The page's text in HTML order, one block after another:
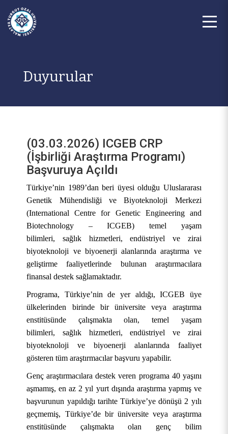
Duyurular
(03.03.2026) ICGEB CRP
(İşbirliği Araştırma Programı)
Başvuruya Açıldı
Türkiye’nin 1989’dan beri üyesi olduğu Uluslararası
Genetik Mühendisliği ve Biyoteknoloji Merkezi
(International Centre for Genetic Engineering and
Biotechnology – ICGEB) temel yaşam
bilimleri, sağlık hizmetleri, endüstriyel ve zirai
biyoteknoloji ve biyoenerji alanlarında araştırma ve
geliştirme faaliyetlerinde bulunan araştırmacılara
finansal destek sağlamaktadır.
Programa, Türkiye’nin de yer aldığı, ICGEB üye
ülkelerinden birinde bir üniversite veya araştırma
enstitüsünde çalışmakta olan, temel yaşam
bilimleri, sağlık hizmetleri, endüstriyel ve zirai
biyoteknoloji ve biyoenerji alanlarında faaliyet
gösteren tüm araştırmacılar başvuru yapabilir.
Genç araştırmacılara destek veren programa 40 yaşını
aşmamış, en az 2 yıl yurt dışında araştırma yapmış ve
başvurunun yapıldığı tarihte Türkiye’ye dönüşü 2 yılı
geçmemiş, Türkiye’de bir üniversite veya araştırma
enstitüsünde çalışmakta olan genç bilim